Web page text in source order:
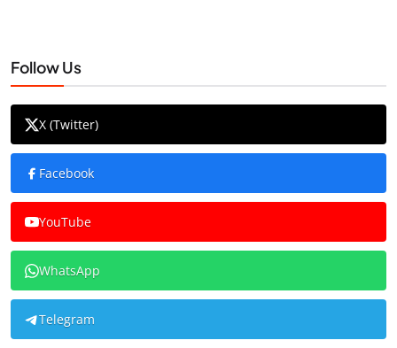
Follow Us
X (Twitter)
Facebook
YouTube
WhatsApp
Telegram